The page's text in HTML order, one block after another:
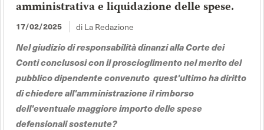
amministrativa e liquidazione delle spese.
17/02/2025
di La Redazione
Nel giudizio di responsabilità dinanzi alla Corte dei
Conti conclusosi con il proscioglimento nel merito del
pubblico dipendente convenuto quest'ultimo ha diritto
di chiedere all'amministrazione il rimborso
dell'eventuale maggiore importo delle spese
defensionali sostenute?